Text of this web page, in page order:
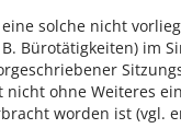
solche nicht
Bürotätigkeiten) im
ohne Weiteres
worden ist (vgl.